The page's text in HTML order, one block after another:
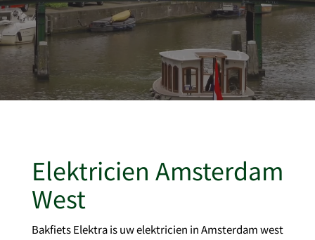
Elektricien Amsterdam
West
Bakfiets Elektra is uw elektricien in Amsterdam west